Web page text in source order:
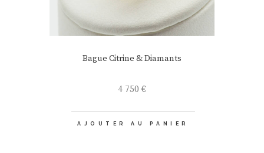
Bague Citrine & Diamants
4 750 €
AJOUTER AU PANIER